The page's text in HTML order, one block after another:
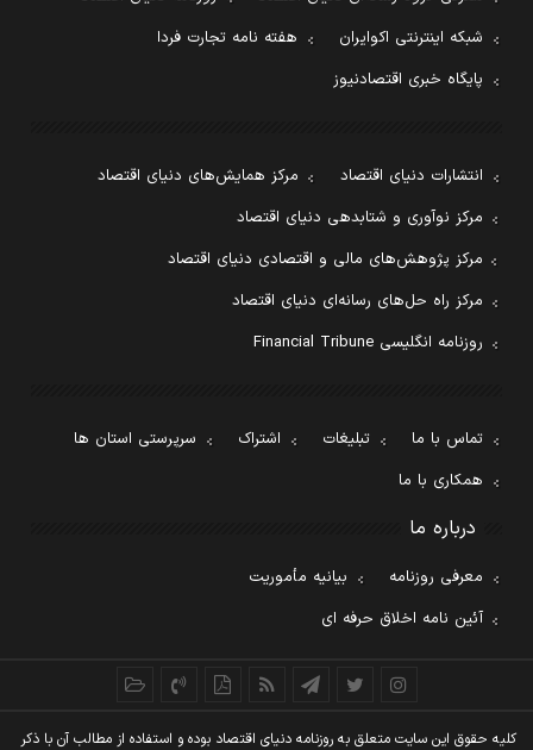
شبکه اینترنتی اکوایران
هفته نامه تجارت فردا
پایگاه خبری اقتصادنیوز
انتشارات دنیای اقتصاد
مرکز همایش‌های دنیای اقتصاد
مرکز نوآوری و شتابدهی دنیای اقتصاد
مرکز پژوهش‌های مالی و اقتصادی دنیای اقتصاد
مرکز راه حل‌های رسانه‌ای دنیای اقتصاد
روزنامه انگلیسی Financial Tribune
تماس با ما تبلیغات اشتراک
سرپرستی استان ها
همکاری با ما
درباره ما
معرفی روزنامه
بیانیه مأموریت
آئین نامه اخلاق حرفه ای
کليه حقوق اين سايت متعلق به روزنامه دنيای اقتصاد بوده و استفاده از مطالب آن با ذکر